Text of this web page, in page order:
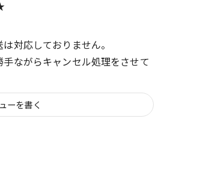
対応しておりません。
ながらキャンセル処理をさせて
ーを書く